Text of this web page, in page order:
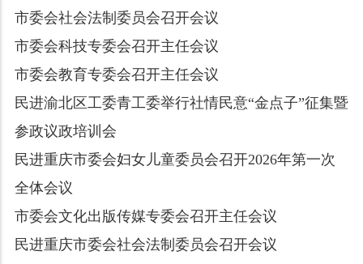
市委会社会法制委员会召开会议
市委会科技专委会召开主任会议
市委会教育专委会召开主任会议
民进渝北区工委青工委举行社情民意“金点子”征集暨
参政议政培训会
民进重庆市委会妇女儿童委员会召开2026年第一次
全体会议
市委会文化出版传媒专委会召开主任会议
民进重庆市委会社会法制委员会召开会议